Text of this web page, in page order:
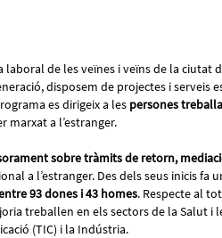
de les veïnes i veïns de la ciutat
disposem de projectes i serveis
es dirigeix a les persones
marxat a l’estranger.
sobre tràmits de retorn,
a l’estranger. Des dels seus inicis fa
93 dones i 43 homes. Respecte al
treballen en els sectors de la Salut i
(TIC) i la Indústria.